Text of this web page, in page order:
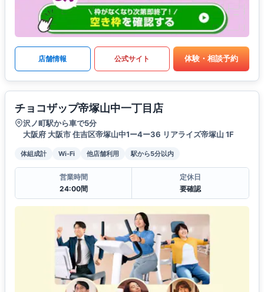
店舗情報 公式サイト 体験・相談予約
チョコザップ帝塚山中一丁目店
沢ノ町駅から車で5分
大阪府 大阪市 住吉区帝塚山中1ー4ー36 リアライズ帝塚山 1F
体組成計 Wi-Fi 他店舗利用 駅から5分以内
営業時間
24:00間
定休日
要確認